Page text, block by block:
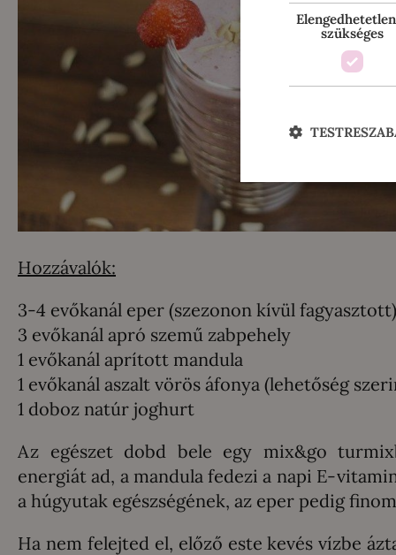
Hozzávalók:
3-4 evőkanál eper (szezonon kívül fagyasztott)
3 evőkanál apró szemű zabpehely
1 evőkanál aprított mandula
1 evőkanál aszalt vörös áfonya (lehetőség
1 doboz natúr joghurt
Az egészet dobd bele egy mix&go
energiát ad, a mandula fedezi a napi E-
a húgyutak egészségének, az eper pedig finom
Ha nem felejted el, előző este kevés vízbe
szükséges